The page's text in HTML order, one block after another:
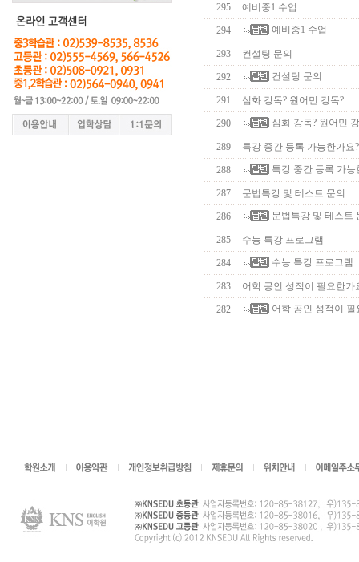
295 예비중1 수업
294 예비중1 수업
293 컨설팅 문의
292 컨설팅 문의
291 심화 강독? 원어민 강독?
290 심화 강독? 원어민
289 특강 중간 등록 가능한가요?
288 특강 중간 등록 가능
287 문법특강 및 테스트 문의
286 문법특강 및 테스트
285 수능 특강 프로그램
284 수능 특강 프로그램
283 어학 공인 성적이 필요한가
282 어학 공인 성적이 필